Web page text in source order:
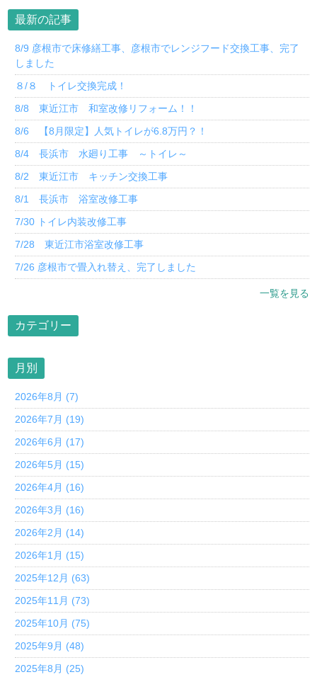
最新の記事
8/9 彦根市で床修繕工事、彦根市でレンジフード交換工事、完了
しました
８/８ トイレ交換完成！
8/8 東近江市 和室改修リフォーム！！
8/6 【8月限定】人気トイレが6.8万円？！
8/4 長浜市 水廻り工事 ～トイレ～
8/2 東近江市 キッチン交換工事
8/1 長浜市 浴室改修工事
7/30 トイレ内装改修工事
7/28 東近江市浴室改修工事
7/26 彦根市で畳入れ替え、完了しました
一覧を見る
カテゴリー
月別
2026年8月 (7)
2026年7月 (19)
2026年6月 (17)
2026年5月 (15)
2026年4月 (16)
2026年3月 (16)
2026年2月 (14)
2026年1月 (15)
2025年12月 (63)
2025年11月 (73)
2025年10月 (75)
2025年9月 (48)
2025年8月 (25)